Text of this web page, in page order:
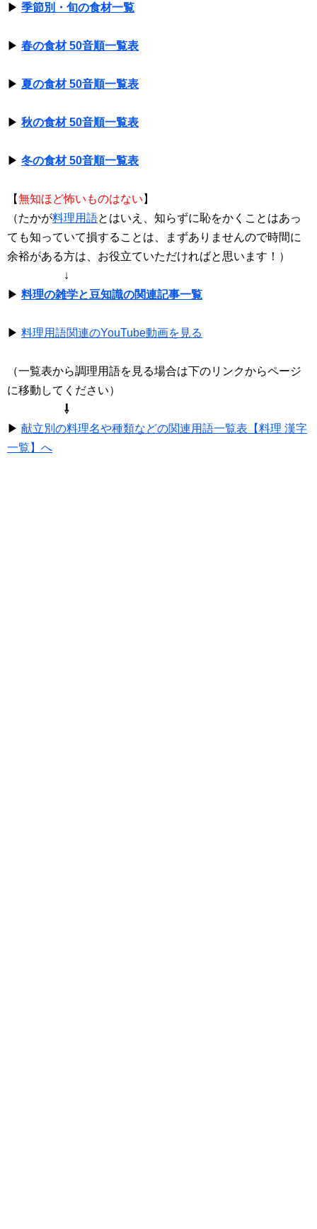
▶ 季節別・旬の食材一覧
▶ 春の食材 50音順一覧表
▶ 夏の食材 50音順一覧表
▶ 秋の食材 50音順一覧表
▶ 冬の食材 50音順一覧表
【無知ほど怖いものはない 】
（たかが料理用語とはいえ、知らずに恥をかくことはあっ
ても知っていて損することは、まずありませんので時間に
余裕がある方は、お役立ていただければと思います！）
↓
▶ 料理の雑学と豆知識の関連記事一覧
▶ 料理用語関連のYouTube動画を見る
（一覧表から調理用語を見る場合は下のリンクからページ
に移動してください）
⇩
▶ 献立別の料理名や種類などの関連用語一覧表【料理 漢字
一覧】へ